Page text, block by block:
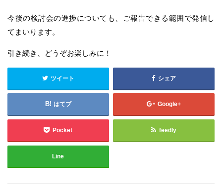
今後の検討会の進捗についても、ご報告できる範囲で発信し
てまいります。
引き続き、どうぞお楽しみに！
ツイート シェア
はてブ Google+
Pocket feedly
Line